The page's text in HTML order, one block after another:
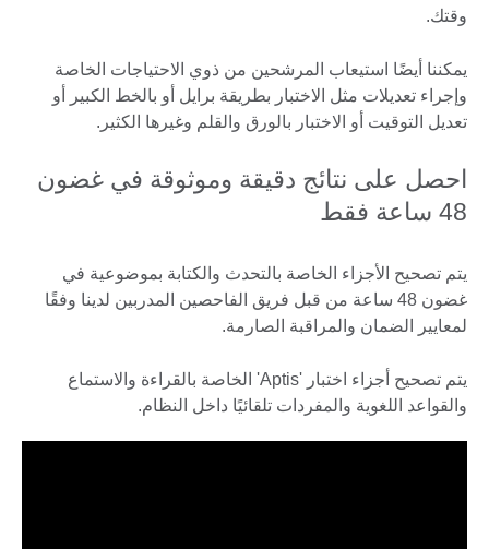
وقتك.
يمكننا أيضًا استيعاب المرشحين من ذوي الاحتياجات الخاصة
وإجراء تعديلات مثل الاختبار بطريقة برايل أو بالخط الكبير أو
تعديل التوقيت أو الاختبار بالورق والقلم وغيرها الكثير.
احصل على نتائج دقيقة وموثوقة في غضون
48 ساعة فقط
يتم تصحيح الأجزاء الخاصة بالتحدث والكتابة بموضوعية في
غضون 48 ساعة من قبل فريق الفاحصين المدربين لدينا وفقًا
لمعايير الضمان والمراقبة الصارمة.
يتم تصحيح أجزاء اختبار 'Aptis' الخاصة بالقراءة والاستماع
والقواعد اللغوية والمفردات تلقائيًا داخل النظام.